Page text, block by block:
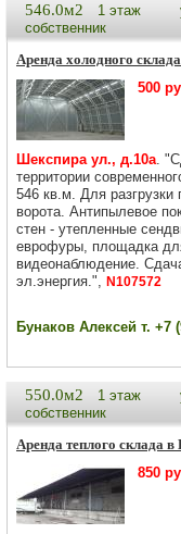
546.0м2 1 этаж
собственник
Аренда холодного
500
Шекспира ул., д.10а.
территории
546 кв.м. Для
ворота. Антипылевое
стен - утепленные
еврофуры, площадка
видеонаблюдение.
эл.энергия.", N107572
Бунаков Алексей т. +7
550.0м2 1 этаж
собственник
Аренда теплого склада
850